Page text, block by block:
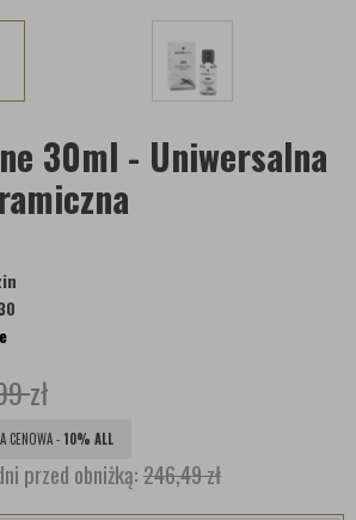
30ml - Uniwersalna
zł
CENOWA -10% ALL
przed obniżką:246,49 zł